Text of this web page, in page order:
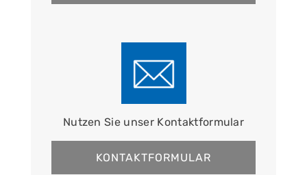
Nutzen Sie unser Kontaktformular
KONTAKTFORMULAR